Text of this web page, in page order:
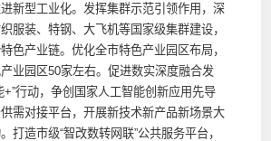
新型工业化。发挥集群示范引领作用，深
服装、特钢、大飞机等国家级集群建设，
色产业链。优化全市特色产业园区布局，
业园区50家左右。促进数实深度融合发
+”行动，争创国家人工智能创新应用先导
需对接平台，开展新技术新产品新场景大
打造市级“智改数转网联”公共服务平台，